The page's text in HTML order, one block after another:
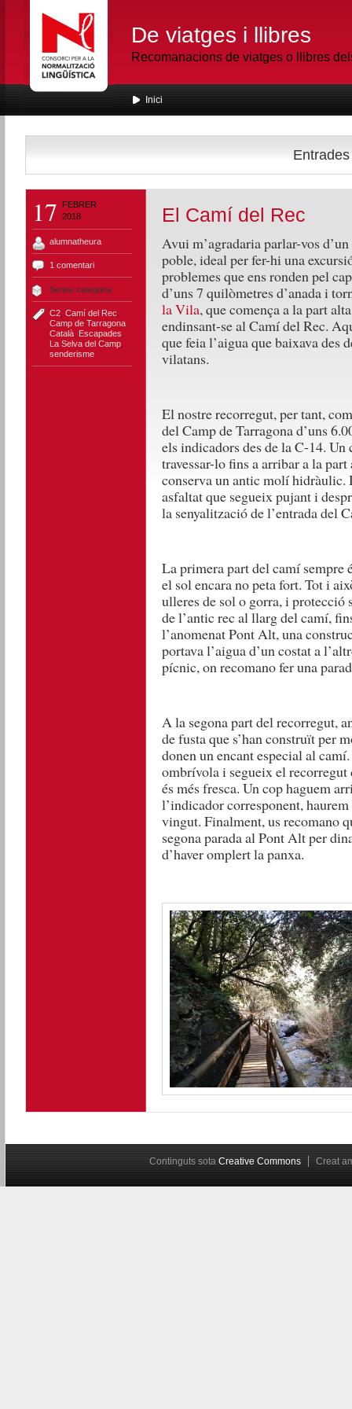
De viatges i llibres
Recomanacions de viatges o llibres
Inici
Entrades
17
FEBRER
2018
alumnatheura
1 comentari
Sense categoria
C2, Camí del Rec
Camp de Tarragona,
Català, Escapades
La Selva del Camp,
senderisme
El Camí del Rec
Avui m’agradaria parlar-vos
poble, ideal per fer-hi una
problemes que ens ronden pel
d’uns 7 quilòmetres d’anada i
la Vila, que comença a la part
endinsant-se al Camí del Rec.
que feia l’aigua que baixava des
vilatans.
El nostre recorregut, per tant,
del Camp de Tarragona d’uns
els indicadors des de la C-14. Un
travessar-lo fins a arribar a la
conserva un antic molí hidràulic.
asfaltat que segueix pujant i
la senyalització de l’entrada del
La primera part del camí sempre
el sol encara no peta fort. Tot i
ulleres de sol o gorra, i protecció
de l’antic rec al llarg del camí,
l’anomenat Pont Alt, una
portava l’aigua d’un costat a
pícnic, on recomano fer una
A la segona part del recorregut,
de fusta que s’han construït per
donen un encant especial al
ombrívola i segueix el recorregut
és més fresca. Un cop haguem
l’indicador corresponent,
vingut. Finalment, us recomano
segona parada al Pont Alt per
d’haver omplert la panxa.
Continguts sota Creative Commons Creat